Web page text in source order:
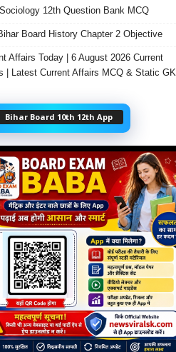
12th Question Bank MCQ
Board History Chapter 2 Objective
Affairs Today | 6 August 2026 Current
| Latest Current Affairs MCQ & Static GK
Bihar Board 10th 12th App